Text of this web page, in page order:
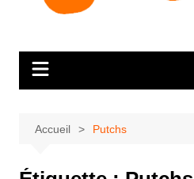
Accueil Putchs